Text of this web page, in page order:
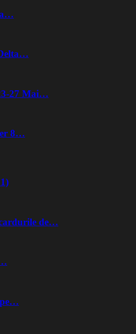
27 Mai…
8…
de…
pe…